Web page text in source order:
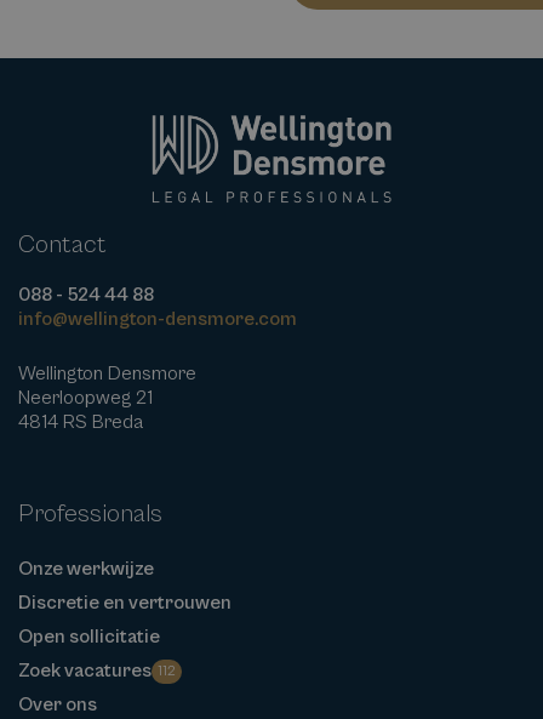
Contact
088 - 524 44 88
info@wellington-densmore.com
Wellington Densmore
Neerloopweg 21
4814 RS Breda
Professionals
Onze werkwijze
Discretie en vertrouwen
Open sollicitatie
Zoek vacatures 112
Over ons